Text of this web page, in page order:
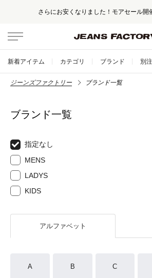
さらにお安くなりました！モアセール開
新着アイテム カテゴリ ブランド 別
ジーンズファクトリー ブランド一覧
ブランド一覧
指定なし
MENS
LADYS
KIDS
アルファベット
A B C